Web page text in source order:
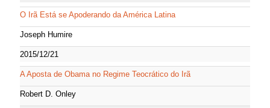
O Irã Está se Apoderando da América Latina
Joseph Humire
2015/12/21
A Aposta de Obama no Regime Teocrático do Irã
Robert D. Onley